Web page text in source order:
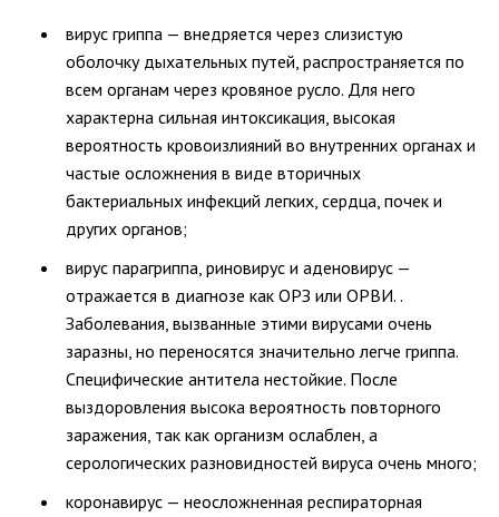
вирус гриппа — внедряется через слизистую
оболочку дыхательных путей, распространяется по
всем органам через кровяное русло. Для него
характерна сильная интоксикация, высокая
вероятность кровоизлияний во внутренних органах и
частые осложнения в виде вторичных
бактериальных инфекций легких, сердца, почек и
других органов;
вирус парагриппа, риновирус и аденовирус —
отражается в диагнозе как ОРЗ или ОРВИ. .
Заболевания, вызванные этими вирусами очень
заразны, но переносятся значительно легче гриппа.
Специфические антитела нестойкие. После
выздоровления высока вероятность повторного
заражения, так как организм ослаблен, а
серологических разновидностей вируса очень много;
коронавирус — неосложненная респираторная